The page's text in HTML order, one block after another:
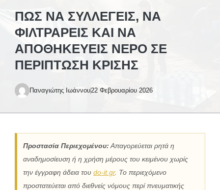
ΠΏΣ ΝΑ ΣΥΛΛΈΓΕΙΣ, ΝΑ
ΦΙΛΤΡΆΡΕΙΣ ΚΑΙ ΝΑ
ΑΠΟΘΗΚΕΎΕΙΣ ΝΕΡΌ ΣΕ
ΠΕΡΊΠΤΩΣΗ ΚΡΊΣΗΣ
Παναγιώτης Ιωάννου22 Φεβρουαρίου 2026
Προστασία Περιεχομένου: Απαγορεύεται ρητά η
αναδημοσίευση ή η χρήση μέρους του κειμένου χωρίς
την έγγραφη άδεια του do-it.gr. Το περιεχόμενο
προστατεύεται από διεθνείς νόμους περί πνευματικής